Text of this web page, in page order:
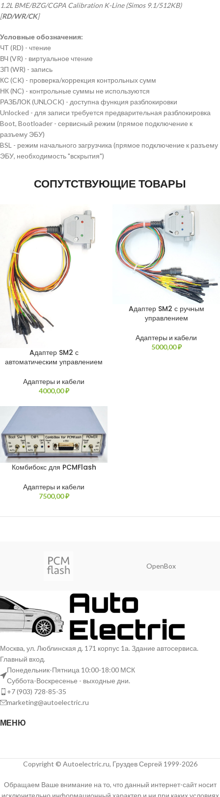
1.2L BME/BZG/CGPA Calibration K-Line (Simos 9.1/512KB)
[RD/WR/CK]
Условные обозначения:
ЧТ (RD) - чтение
ВЧ (VR) - виртуальное чтение
ЗП (WR) - запись
КС (CK) - проверка/коррекция контрольных сумм
НК (NC) - контрольные суммы не используются
РАЗБЛОК (UNLOCK) - доступна функция разблокировки
Unlocked - для записи требуется предварительная разблокировка
Boot, Bootloader - сервисный режим (прямое подключение к
разъему ЭБУ)
BSL - режим начального загрузчика (прямое подключение к разъему
ЭБУ, необходимость "вскрытия")
СОПУТСТВУЮЩИЕ ТОВАРЫ
Aдаптер SM2 с
автоматическим управлением
Адаптеры и кабели
4000,00₽
Aдаптер SM2 с ручным
управлением
Адаптеры и кабели
5000,00₽
Комбибокс для PCMFlash
Адаптеры и кабели
7500,00₽
OpenBox
Москва, ул. Люблинская д. 171 корпус 1а. Здание автосервиса.
Главный вход.
Понедельник-Пятница 10:00-18:00 МСК
Суббота-Воскресенье - выходные дни.
+7 (903) 728-85-35
marketing@autoelectric.ru
МЕНЮ
Copyright © Autoelectric.ru, Груздев Сергей 1999-2026
Обращаем Ваше внимание на то, что данный интернет-сайт носит